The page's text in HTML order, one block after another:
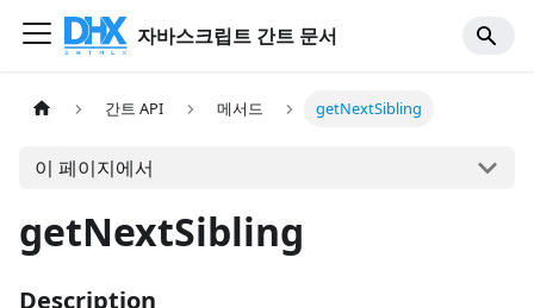
자바스크립트 간트 문서
간트 API 메서드 getNextSibling
이 페이지에서
getNextSibling
Description